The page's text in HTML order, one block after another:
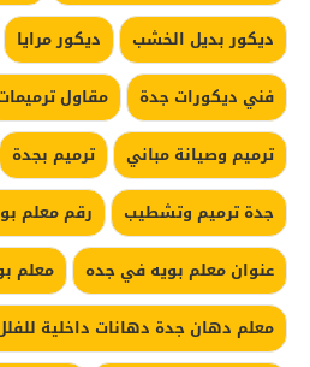
ديكور بديل الخشب
ديكور مرايا
فني ديكورات جدة
مقاول
ترميم وصيانة مباني
ترميم بجدة
جدة ترميم وتشطيب
رقم معلم
عنوان معلم بويه في جده
معلم
معلم دهان جدة دهانات داخلية